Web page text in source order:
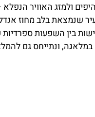
ולמזג האוויר הנפלא
שנמצאת בלב מחוז
בין השפעות
ונתייחס גם